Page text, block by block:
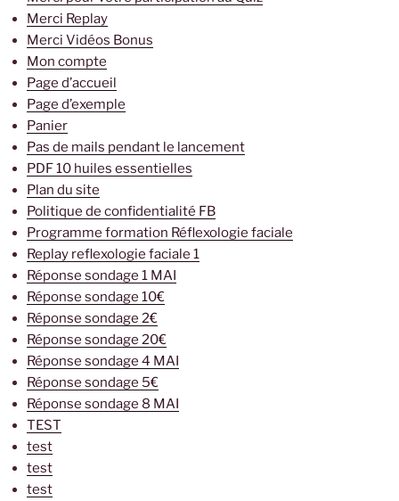
Merci Replay
Merci Vidéos Bonus
Mon compte
Page d’accueil
Page d’exemple
Panier
Pas de mails pendant le lancement
PDF 10 huiles essentielles
Plan du site
Politique de confidentialité FB
Programme formation Réflexologie faciale
Replay reflexologie faciale 1
Réponse sondage 1 MAI
Réponse sondage 10€
Réponse sondage 2€
Réponse sondage 20€
Réponse sondage 4 MAI
Réponse sondage 5€
Réponse sondage 8 MAI
TEST
test
test
test